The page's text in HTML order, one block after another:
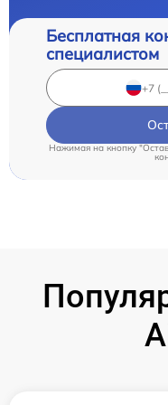
Бесплатная
специалистом
Нажимая на кнопку